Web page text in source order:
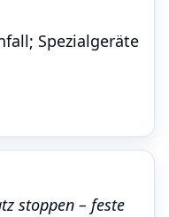
Spezialgeräte
stoppen – feste